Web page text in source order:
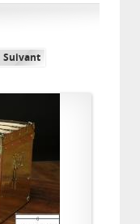
Suivant